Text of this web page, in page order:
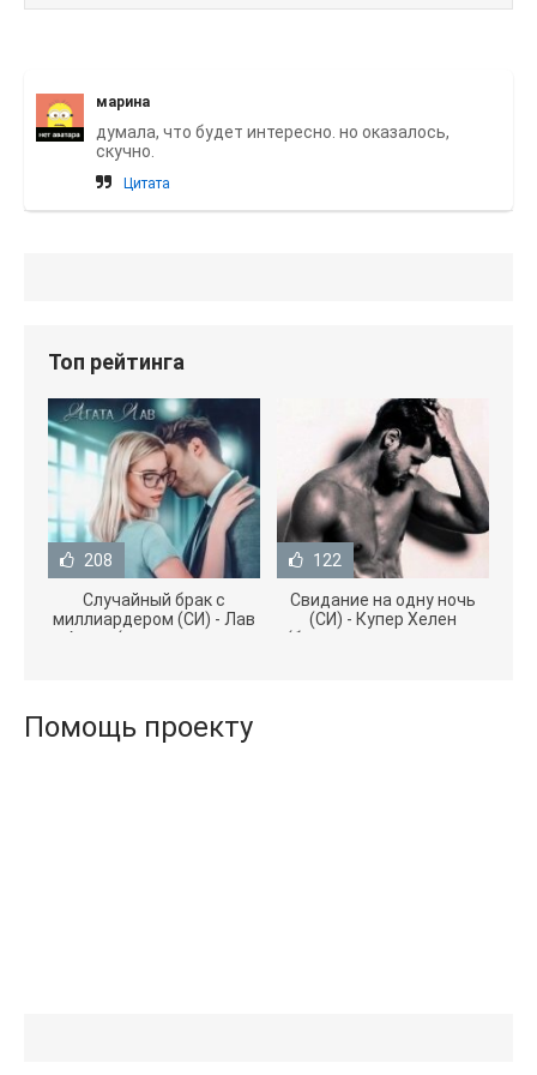
марина
думала, что будет интересно. но оказалось,
скучно.
Цитата
Топ рейтинга
208
Случайный брак с
миллиардером (СИ) - Лав
Агата (полная версия
122
Свидание на одну ночь
(СИ) - Купер Хелен
(бесплатные серии книг
Помощь проекту